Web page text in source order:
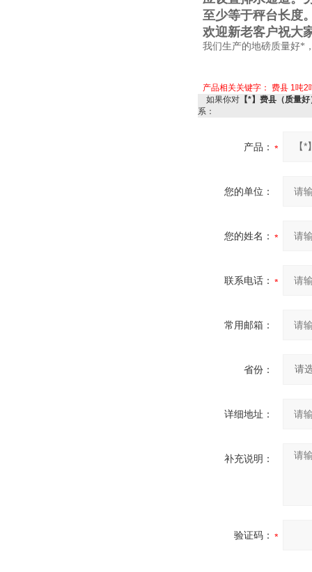
至少等于秤台长度
欢迎新老客户祝大
我们生产的地磅质量好*
产品相关关键字： 费县 1吨2
如果你对 【*】费县（质量
系：
产品：
您的单位：
您的姓名：
联系电话：
常用邮箱：
省份：
详细地址：
补充说明：
验证码：